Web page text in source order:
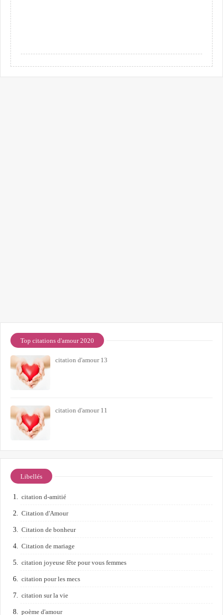
Top citations d'amour 2020
citation d'amour 13
citation d'amour 11
Libellés
citation d-amitié
Citation d'Amour
Citation de bonheur
Citation de mariage
citation joyeuse fête pour vous femmes
citation pour les mecs
citation sur la vie
poème d'amour